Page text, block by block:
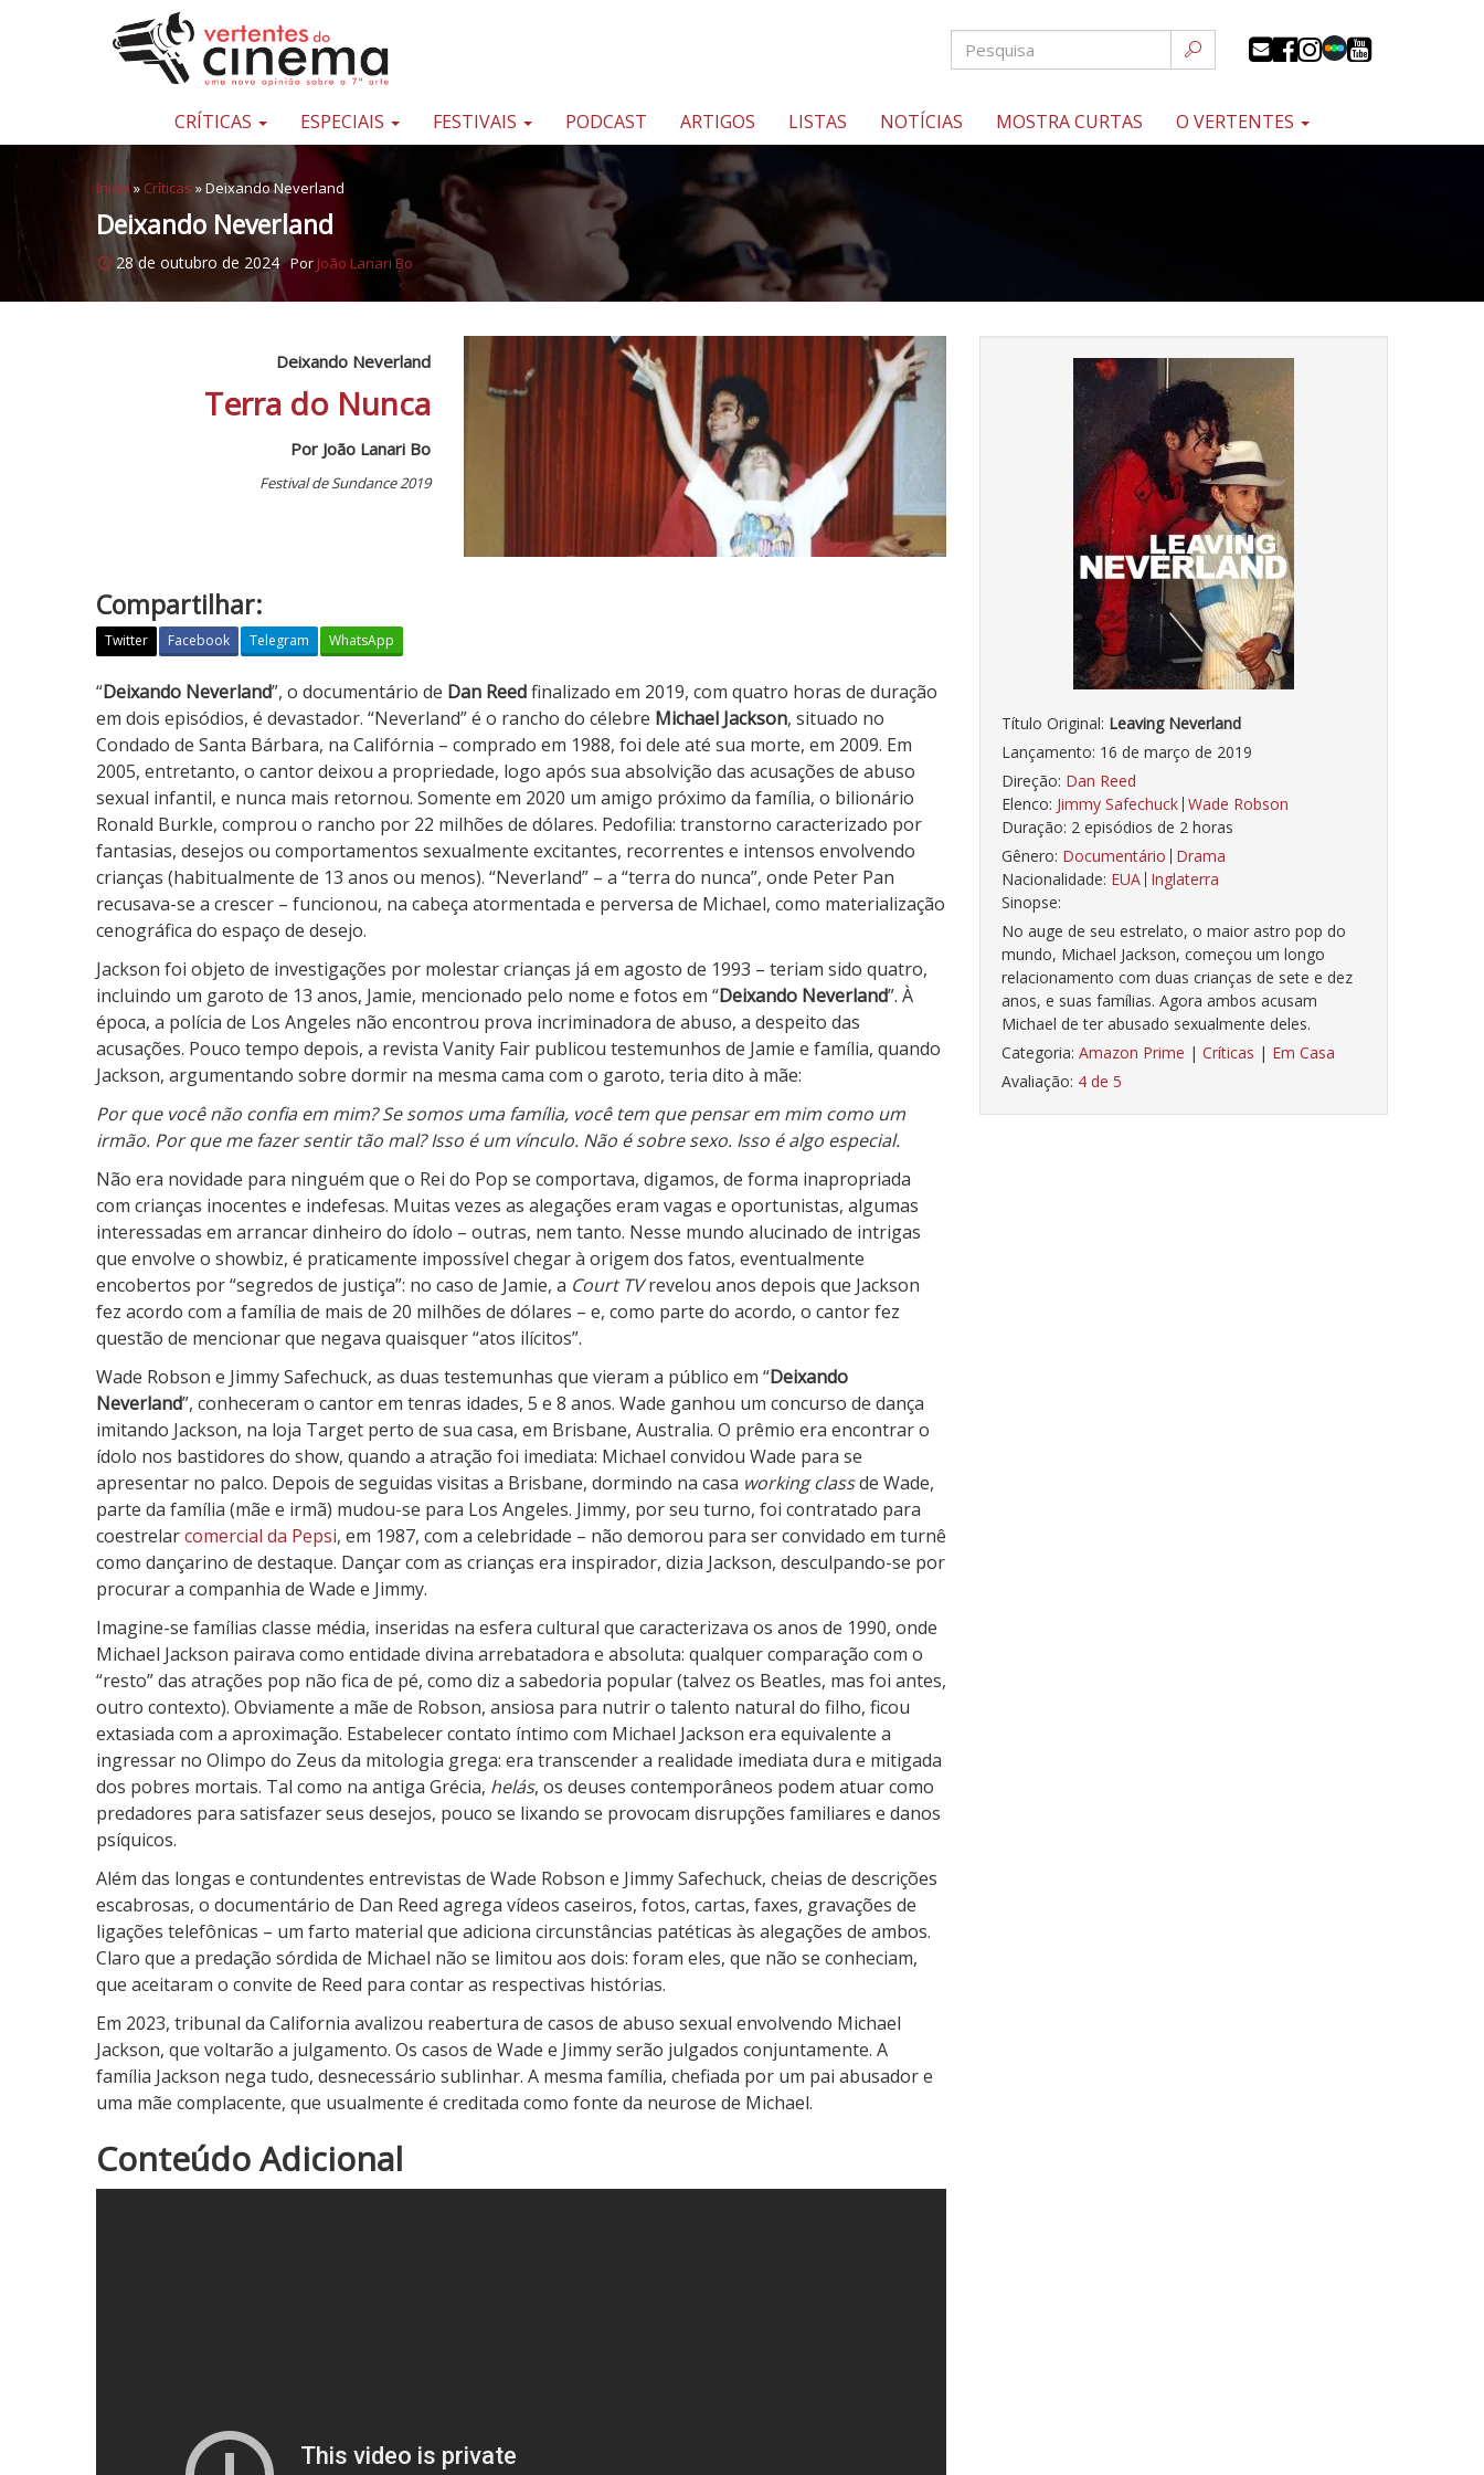
Pular para o conteúdo
Uma
sobre
sétima
arte
CRÍTICAS ESPECIAIS FESTIVAIS PODCAST ARTIGOS LISTAS NOTÍCIAS MOSTRA CURTAS O VERTENTES
Início » Críticas »Deixando Neverland
Deixando Neverland
28 de outubro de 2024 Por João Lanari Bo
Título Original: Leaving Neverland
Lançamento: 16 de março de 2019
Direção: Dan Reed
Elenco: Jimmy Safechuck Wade Robson
Duração: 2 episódios de 2 horas
Gênero: Documentário Drama
Nacionalidade: EUA Inglaterra
Sinopse:
No auge de seu estrelato, o maior astro pop do
mundo, Michael Jackson, começou um longo
relacionamento com duas crianças de sete e dez
anos, e suas famílias. Agora ambos acusam
Michael de ter abusado sexualmente deles.
Categoria: Amazon Prime | Críticas | Em Casa
Avaliação: 4 de 5
Deixando Neverland
Terra do Nunca
Por João Lanari Bo
Festival de Sundance 2019
Compartilhar:
Twitter Facebook Telegram WhatsApp
D
e
i
x
a
n
d
o
N
e
v
e
r
l
a
n
d
“Deixando Neverland”, o documentário de Dan Reedfinalizado em 2019, com quatro horas de duração
em dois episódios, é devastador. “Neverland” é o rancho do célebre Michael Jackson, situado no
Condado de Santa Bárbara, na Califórnia – comprado em 1988, foi dele até sua morte, em 2009. Em
2005, entretanto, o cantor deixou a propriedade, logo após sua absolvição das acusações de abuso
sexual infantil, e nunca mais retornou. Somente em 2020 um amigo próximo da família, o bilionário
Ronald Burkle, comprou o rancho por 22 milhões de dólares. Pedofilia: transtorno caracterizado por
fantasias, desejos ou comportamentos sexualmente excitantes, recorrentes e intensos envolvendo
crianças (habitualmente de 13 anos ou menos). “Neverland” – a “terra do nunca”, onde Peter Pan
recusava-se a crescer – funcionou, na cabeça atormentada e perversa de Michael, como materialização
cenográfica do espaço de desejo.
Jackson foi objeto de investigações por molestar crianças já em agosto de 1993 – teriam sido quatro,
incluindo um garoto de 13 anos, Jamie, mencionado pelo nome e fotos em “Deixando Neverland”. À
época, a polícia de Los Angeles não encontrou prova incriminadora de abuso, a despeito das
acusações. Pouco tempo depois, a revista Vanity Fair publicou testemunhos de Jamie e família, quando
Jackson, argumentando sobre dormir na mesma cama com o garoto, teria dito à mãe:
Por que você não confia em mim? Se somos uma família, você tem que pensar em mim como um
irmão. Por que me fazer sentir tão mal? Isso é um vínculo. Não é sobre sexo. Isso é algo especial.
Não era novidade para ninguém que o Rei do Pop se comportava, digamos, de forma inapropriada
com crianças inocentes e indefesas. Muitas vezes as alegações eram vagas e oportunistas, algumas
interessadas em arrancar dinheiro do ídolo – outras, nem tanto. Nesse mundo alucinado de intrigas
que envolve o showbiz, é praticamente impossível chegar à origem dos fatos, eventualmente
encobertos por “segredos de justiça”: no caso de Jamie, a Court TVrevelou anos depois que Jackson
fez acordo com a família de mais de 20 milhões de dólares – e, como parte do acordo, o cantor fez
questão de mencionar que negava quaisquer “atos ilícitos”.
Wade Robson e Jimmy Safechuck, as duas testemunhas que vieram a público em “Deixando
Neverland”, conheceram o cantor em tenras idades, 5 e 8 anos. Wade ganhou um concurso de dança
imitando Jackson, na loja Target perto de sua casa, em Brisbane, Australia. O prêmio era encontrar o
ídolo nos bastidores do show, quando a atração foi imediata: Michael convidou Wade para se
apresentar no palco. Depois de seguidas visitas a Brisbane, dormindo na casa working classde Wade,
parte da família (mãe e irmã) mudou-se para Los Angeles. Jimmy, por seu turno, foi contratado para
coestrelarcomercial da Pepsi, em 1987, com a celebridade – não demorou para ser convidado em turnê
como dançarino de destaque. Dançar com as crianças era inspirador, dizia Jackson, desculpando-se por
procurar a companhia de Wade e Jimmy.
Imagine-se famílias classe média, inseridas na esfera cultural que caracterizava os anos de 1990, onde
Michael Jackson pairava como entidade divina arrebatadora e absoluta: qualquer comparação com o
“resto” das atrações pop não fica de pé, como diz a sabedoria popular (talvez os Beatles, mas foi antes,
outro contexto). Obviamente a mãe de Robson, ansiosa para nutrir o talento natural do filho, ficou
extasiada com a aproximação. Estabelecer contato íntimo com Michael Jackson era equivalente a
ingressar no Olimpo do Zeus da mitologia grega: era transcender a realidade imediata dura e mitigada
dos pobres mortais. Tal como na antiga Grécia, helás, os deuses contemporâneos podem atuar como
predadores para satisfazer seus desejos, pouco se lixando se provocam disrupções familiares e danos
psíquicos.
Além das longas e contundentes entrevistas de Wade Robson e Jimmy Safechuck, cheias de descrições
escabrosas, o documentário de Dan Reed agrega vídeos caseiros, fotos, cartas, faxes, gravações de
ligações telefônicas – um farto material que adiciona circunstâncias patéticas às alegações de ambos.
Claro que a predação sórdida de Michael não se limitou aos dois: foram eles, que não se conheciam,
que aceitaram o convite de Reed para contar as respectivas histórias.
Em 2023, tribunal da California avalizou reabertura de casos de abuso sexual envolvendo Michael
Jackson, que voltarão a julgamento. Os casos de Wade e Jimmy serão julgados conjuntamente. A
família Jackson nega tudo, desnecessário sublinhar. A mesma família, chefiada por um pai abusador e
uma mãe complacente, que usualmente é creditada como fonte da neurose de Michael.
N
o
Conteúdo Adicional